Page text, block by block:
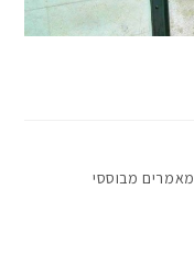
מאמרים מבוססי